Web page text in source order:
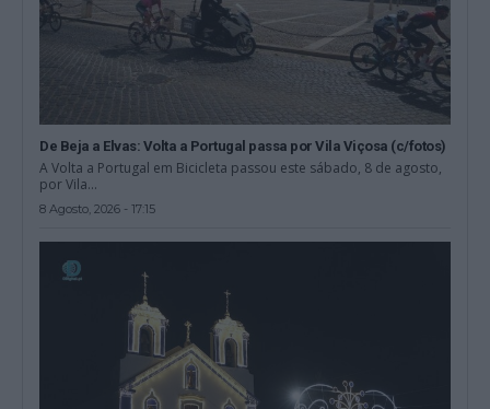
De Beja a Elvas: Volta a Portugal passa por Vila Viçosa (c/fotos)
A Volta a Portugal em Bicicleta passou este sábado, 8 de agosto,
por Vila...
8 Agosto, 2026 - 17:15